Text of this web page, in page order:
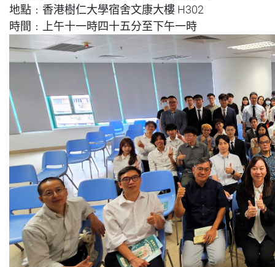
地點﹕香港樹仁大學宿舍文康大樓 H302
時間﹕上午十一時四十五分至下午一時